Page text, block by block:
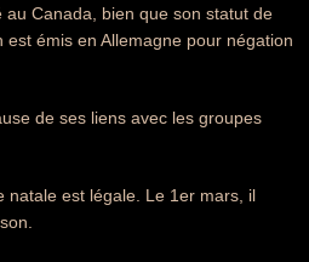
Canada, bien que son statut de
émis en Allemagne pour négation
de ses liens avec les groupes
natale est légale. Le 1er mars, il